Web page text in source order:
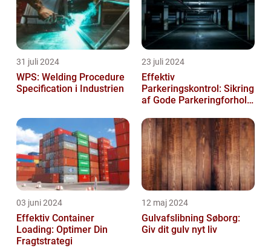
31 juli 2024
WPS: Welding Procedure
Specification i Industrien
23 juli 2024
Effektiv
Parkeringskontrol: Sikring
af Gode Parkeringforhold
03 juni 2024
Effektiv Container
Loading: Optimer Din
Fragtstrategi
12 maj 2024
Gulvafslibning Søborg:
Giv dit gulv nyt liv